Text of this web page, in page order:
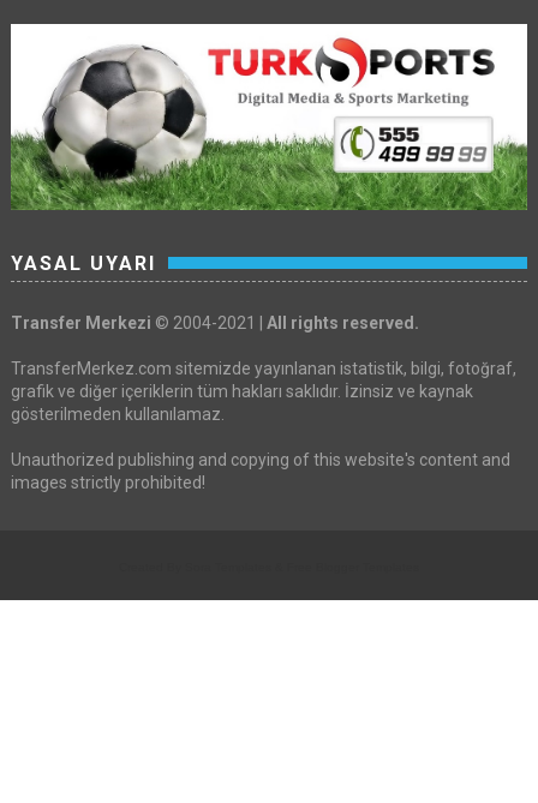
YASAL UYARI
Transfer Merkezi © 2004-2021 | All rights reserved.
TransferMerkez.com sitemizde yayınlanan istatistik, bilgi, fotoğraf,
grafik ve diğer içeriklerin tüm hakları saklıdır. İzinsiz ve kaynak
gösterilmeden kullanılamaz.
Unauthorized publishing and copying of this website's content and
images strictly prohibited!